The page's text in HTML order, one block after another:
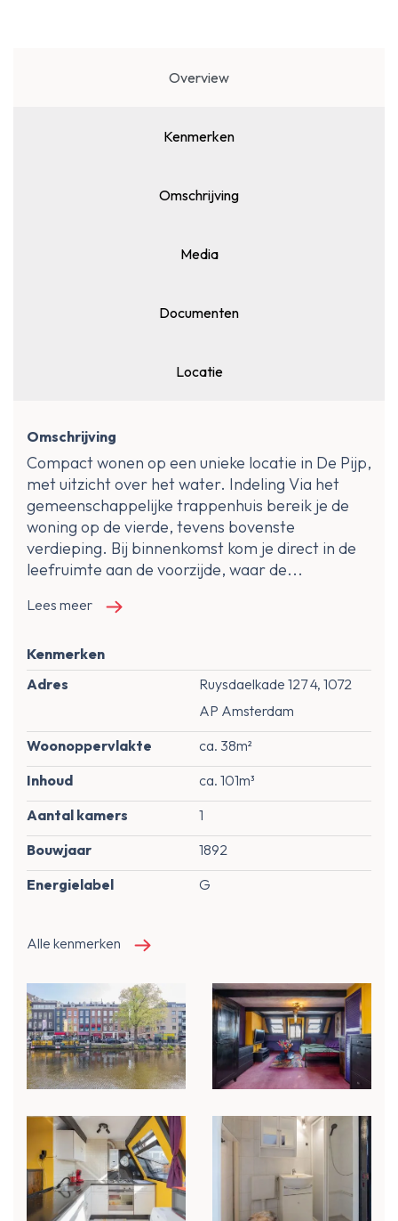
Overview
Kenmerken
Omschrijving
Media
Documenten
Locatie
Omschrijving
Compact wonen op een unieke locatie in De Pijp,
met uitzicht over het water. Indeling Via het
gemeenschappelijke trappenhuis bereik je de
woning op de vierde, tevens bovenste
verdieping. Bij binnenkomst kom je direct in de
leefruimte aan de voorzijde, waar de...
Lees meer
Kenmerken
Adres
Ruysdaelkade 127 4, 1072
AP Amsterdam
Woonoppervlakte
ca. 38m²
Inhoud
ca. 101m³
Aantal kamers
1
Bouwjaar
1892
Energielabel
G
Alle kenmerken